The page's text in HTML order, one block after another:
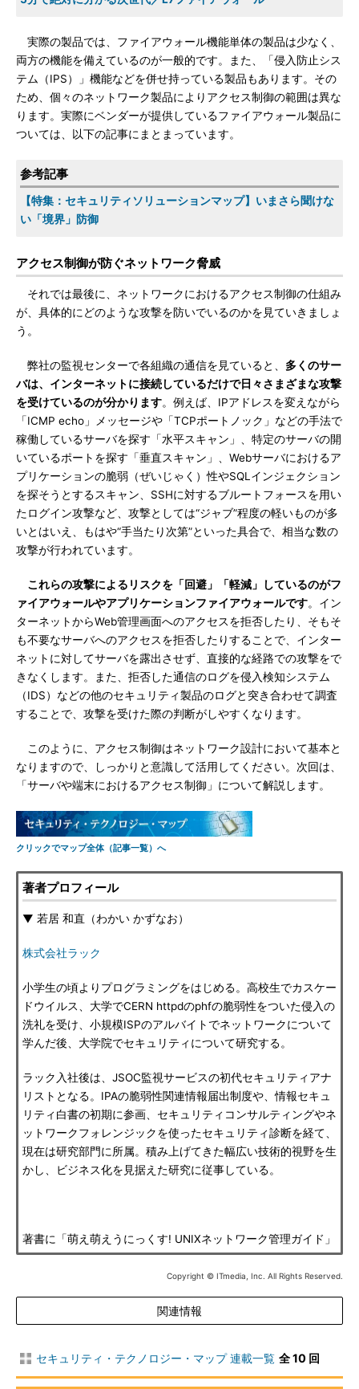
実際の製品では、ファイアウォール機能単体の製品は少なく、
両方の機能を備えているのが一般的です。また、「侵入防止シス
テム（IPS）」機能などを併せ持っている製品もあります。その
ため、個々のネットワーク製品によりアクセス制御の範囲は異な
ります。実際にベンダーが提供しているファイアウォール製品に
ついては、以下の記事にまとまっています。
参考記事
【特集：セキュリティソリューションマップ】いまさら聞けな
い「境界」防御
アクセス制御が防ぐネットワーク脅威
それでは最後に、ネットワークにおけるアクセス制御の仕組み
が、具体的にどのような攻撃を防いでいるのかを見ていきましょ
う。
弊社の監視センターで各組織の通信を見ていると、 多くのサー
バは、インターネットに接続しているだけで日々さまざまな攻撃
を受けているのが分かります。例えば、IPアドレスを変えながら
「ICMP echo」メッセージや「TCPポートノック」などの手法で
稼働しているサーバを探す「水平スキャン」、特定のサーバの開
いているポートを探す「垂直スキャン」、Webサーバにおけるア
プリケーションの脆弱（ぜいじゃく）性やSQLインジェクション
を探そうとするスキャン、SSHに対するブルートフォースを用い
たログイン攻撃など、攻撃としては“ジャブ”程度の軽いものが多
いとはいえ、もはや“手当たり次第”といった具合で、相当な数の
攻撃が行われています。
これらの攻撃によるリスクを「回避」「軽減」しているのがフ
ァイアウォールやアプリケーションファイアウォールです。イン
ターネットからWeb管理画面へのアクセスを拒否したり、そもそ
も不要なサーバへのアクセスを拒否したりすることで、インター
ネットに対してサーバを露出させず、直接的な経路での攻撃をで
きなくします。また、拒否した通信のログを侵入検知システム
（IDS）などの他のセキュリティ製品のログと突き合わせて調査
することで、攻撃を受けた際の判断がしやすくなります。
このように、アクセス制御はネットワーク設計において基本と
なりますので、しっかりと意識して活用してください。次回は、
「サーバや端末におけるアクセス制御」について解説します。
クリックでマップ全体（記事一覧）へ
著者プロフィール
▼ 若居 和直（わかい かずなお）
株式会社ラック
小学生の頃よりプログラミングをはじめる。高校生でカスケー
ドウイルス、大学でCERN httpdのphfの脆弱性をついた侵入の
洗礼を受け、小規模ISPのアルバイトでネットワークについて
学んだ後、大学院でセキュリティについて研究する。
ラック入社後は、JSOC監視サービスの初代セキュリティアナ
リストとなる。IPAの脆弱性関連情報届出制度や、情報セキュ
リティ白書の初期に参画、セキュリティコンサルティングやネ
ットワークフォレンジックを使ったセキュリティ診断を経て、
現在は研究部門に所属。積み上げてきた幅広い技術的視野を生
かし、ビジネス化を見据えた研究に従事している。
著書に「萌え萌えうにっくす! UNIXネットワーク管理ガイド」
Copyright © ITmedia, Inc. All Rights Reserved.
関連情報
セキュリティ・テクノロジー・マップ 連載一覧 全 10 回